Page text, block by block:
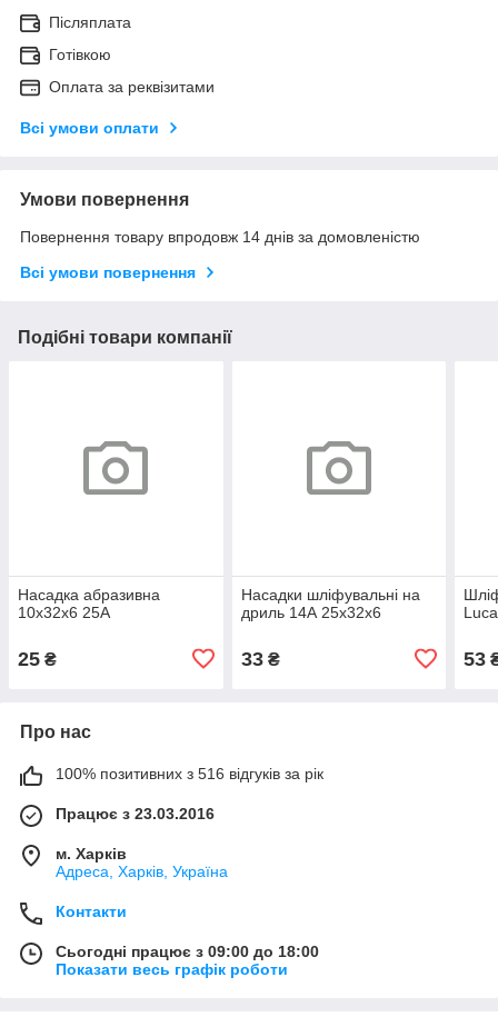
Післяплата
Готівкою
Оплата за реквізитами
Всі умови оплати
Умови повернення
Повернення товару впродовж 14 днів за домовленістю
Всі умови повернення
Подібні товари компанії
Насадка абразивна
10х32х6 25А
25 ₴
Насадки шліфувальні на
дриль 14А 25х32х6
33₴ 53
Про нас
100% позитивних з 516 відгуків за рік
Працює з 23.03.2016
м. Харків
Адреса, Харків, Україна
Контакти
Сьогодні працює з 09:00 до 18:00
Показати весь графік роботи